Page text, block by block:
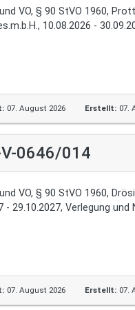
VO, § 90 StVO 1960,
10.08.2026 -
07. August 2026 Erstellt: 07.
V-0646/014
VO, § 90 StVO 1960,
24.10.2027 -
07. August 2026 Erstellt: 07.